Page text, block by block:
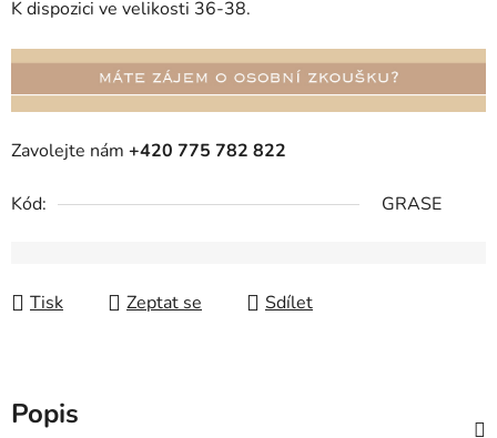
K dispozici ve velikosti 36-38.
Zavolejte nám +420 775 782 822
Kód: GRASE
Tisk Zeptat se Sdílet
Popis